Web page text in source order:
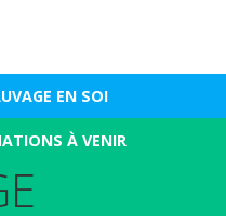
EN SOI
À VENIR